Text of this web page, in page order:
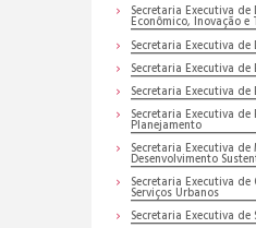
Secretaria Executiva
Econômico, Inovação e
Secretaria Executiva
Secretaria Executiva de
Secretaria Executiva de
Secretaria Executiva de
Planejamento
Secretaria Executiva
Desenvolvimento
Secretaria Executiva de
Serviços Urbanos
Secretaria Executiva de